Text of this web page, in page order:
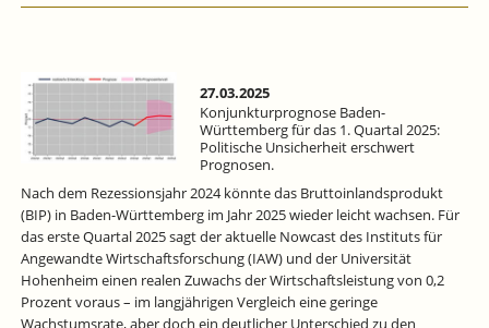
DAS
WIRTSCHAFTLICHE
ERHOLUNG
–
RISIKEN.
27.03.2025
Konjunkturprognose Baden-
Württemberg für das 1. Quartal 2025:
Politische Unsicherheit erschwert
Prognosen.
Nach dem Rezessionsjahr 2024 könnte das Bruttoinlandsprodukt
(BIP) in Baden-Württemberg im Jahr 2025 wieder leicht wachsen. Für
das erste Quartal 2025 sagt der aktuelle Nowcast des Instituts für
Angewandte Wirtschaftsforschung (IAW) und der Universität
Hohenheim einen realen Zuwachs der Wirtschaftsleistung von 0,2
Prozent voraus ­– im langjährigen Vergleich eine geringe
Wachstumsrate, aber doch ein deutlicher Unterschied zu den